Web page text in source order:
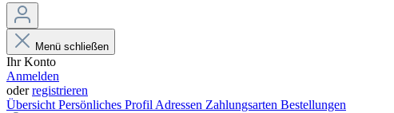
Menü schließen
Ihr Konto
Anmelden
oderregistrieren
Übersicht Persönliches Profil Adressen Zahlungsarten Bestellungen